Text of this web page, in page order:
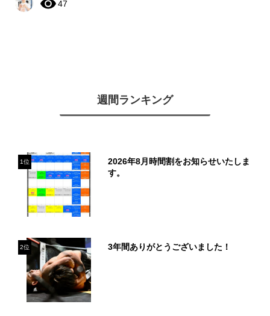
47
週間ランキング
1位
2026年8月時間割をお知らせいたしま
す。
2位 3年間ありがとうございました！